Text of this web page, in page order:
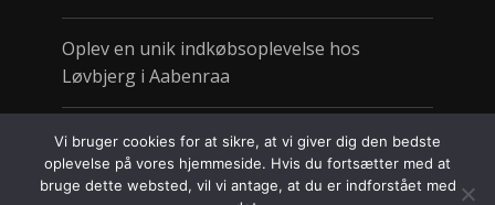
Oplev en unik indkøbsoplevelse hos
Løvbjerg i Aabenraa
Sund take away gør det nemt at spise godt
på farten
Vi bruger cookies for at sikre, at vi giver dig den bedste
oplevelse på vores hjemmeside. Hvis du fortsætter med at
bruge dette websted, vil vi antage, at du er indforstået med